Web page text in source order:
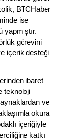
BTCHaber
ise
yapmıştır.
görevini
içerik desteği
ibaret
teknoloji
ve
okura
içeriğiyle
katkı